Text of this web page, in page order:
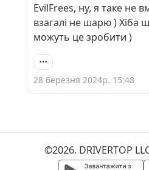
EvilFrees, ну, я таке не
взагалі не шарю ) Хіба
можуть це зробити )
28 березня 2024р. 15:48
©2026. DRIVERTOP